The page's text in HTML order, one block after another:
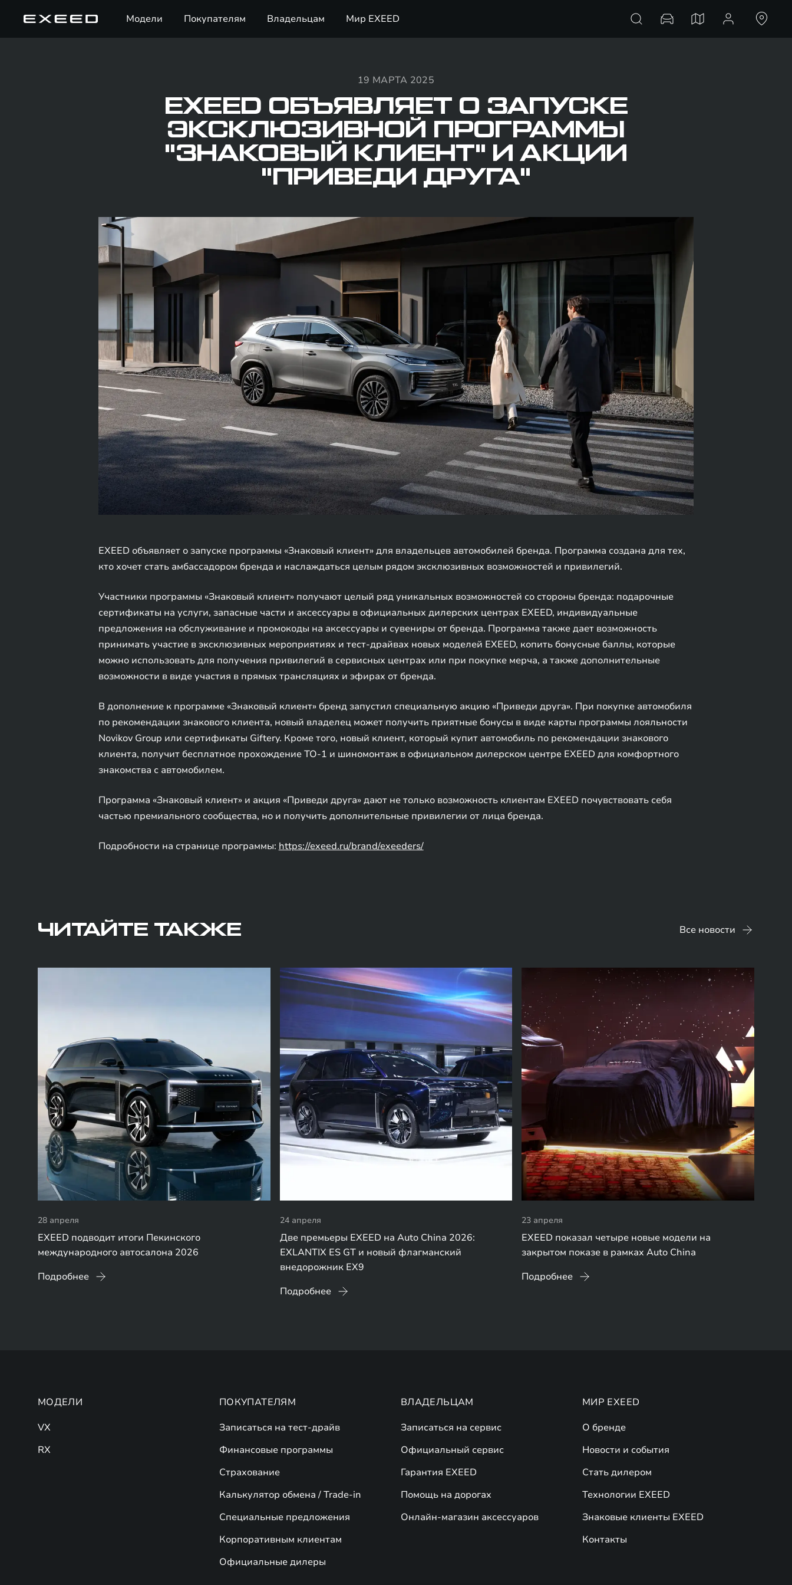
Модели Покупателям Владельцам Мир EXEED
19 МАРТА 2025
EXEED ОБЪЯВЛЯЕТ О ЗАПУСКЕ
ЭКСКЛЮЗИВНОЙ ПРОГРАММЫ
"ЗНАКОВЫЙ КЛИЕНТ" И АКЦИИ
"ПРИВЕДИ ДРУГА"
EXEED объявляет о запуске программы «Знаковый клиент» для владельцев автомобилей бренда. Программа создана для тех,
кто хочет стать амбассадором бренда и наслаждаться целым рядом эксклюзивных возможностей и привилегий.
Участники программы «Знаковый клиент» получают целый ряд уникальных возможностей со стороны бренда: подарочные
сертификаты на услуги, запасные части и аксессуары в официальных дилерских центрах EXEED, индивидуальные
предложения на обслуживание и промокоды на аксессуары и сувениры от бренда. Программа также дает возможность
принимать участие в эксклюзивных мероприятиях и тест-драйвах новых моделей EXEED, копить бонусные баллы, которые
можно использовать для получения привилегий в сервисных центрах или при покупке мерча, а также дополнительные
возможности в виде участия в прямых трансляциях и эфирах от бренда.
В дополнение к программе «Знаковый клиент» бренд запустил специальную акцию «Приведи друга». При покупке автомобиля
по рекомендации знакового клиента, новый владелец может получить приятные бонусы в виде карты программы лояльности
Novikov Group или сертификаты Giftery. Кроме того, новый клиент, который купит автомобиль по рекомендации знакового
клиента, получит бесплатное прохождение ТО-1 и шиномонтаж в официальном дилерском центре EXEED для комфортного
знакомства с автомобилем.
Программа «Знаковый клиент» и акция «Приведи друга» дают не только возможность клиентам EXEED почувствовать себя
частью премиального сообщества, но и получить дополнительные привилегии от лица бренда.
Подробности на странице программы: https://exeed.ru/brand/exeeders/
ЧИТАЙТЕ ТАКЖЕ Все новости
28 апреля
EXEED подводит итоги Пекинского
международного автосалона 2026
Подробнее
24 апреля
Две премьеры EXEED на Auto China 2026:
EXLANTIX ES GT и новый флагманский
внедорожник EX9
Подробнее
23 апреля
EXEED показал четыре новые модели на
закрытом показе в рамках Auto China
Подробнее
МОДЕЛИ
VX
RX
ПОКУПАТЕЛЯМ
Записаться на тест-драйв
Финансовые программы
Страхование
Калькулятор обмена / Trade-in
Специальные предложения
Корпоративным клиентам
Официальные дилеры
ВЛАДЕЛЬЦАМ
Записаться на сервис
Официальный сервис
Гарантия EXEED
Помощь на дорогах
Онлайн-магазин аксессуаров
МИР EXEED
О бренде
Новости и события
Стать дилером
Технологии EXEED
Знаковые клиенты EXEED
Контакты